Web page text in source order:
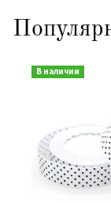
В наличии